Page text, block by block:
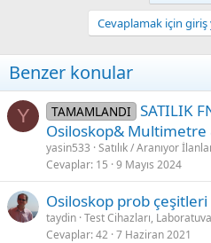
n
s
:
Cevaplamak için giriş
Benzer konular
Y TAMAMLANDI SATILIK
Osiloskop& Multimetre
yasin533 Satılık / Aranıyor
Cevaplar 15 9 Mayıs 2024
Osiloskop prob çeşitleri
taydin Test Cihazları,
Cevaplar 42 7 Haziran 2021